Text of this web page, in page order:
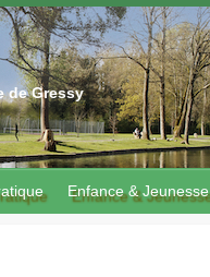
de Gressy
Enfance & Jeunesse